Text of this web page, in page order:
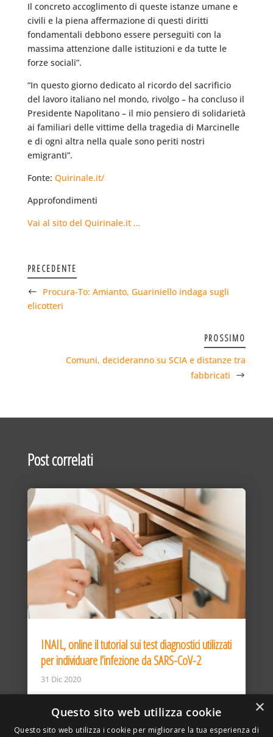
Il concreto accoglimento di queste istanze umane e
civili e la piena affermazione di questi diritti
fondamentali debbono essere perseguiti con la
massima attenzione dalle istituzioni e da tutte le
forze sociali”.
“In questo giorno dedicato al ricordo del sacrificio
del lavoro italiano nel mondo, rivolgo – ha concluso il
Presidente Napolitano – il mio pensiero di solidarietà
ai familiari delle vittime della tragedia di Marcinelle
e di ogni altra nella quale sono periti nostri
emigranti”.
Fonte: Quirinale.it/
Approfondimenti
Vai al sito del Quirinale.it …
PRECEDENTE
Procura-To: Amianto, Guariniello indaga sugli
elicotteri
PROSSIMO
Comuni, decideranno su SCIA e distanze tra
fabbricati
Post correlati
INAIL, online il tutorial sui test diagnostici utilizzati
per individuare l’infezione da SARS-CoV-2
31 Dic 2020
×
Questo sito web utilizza cookie
Questo sito web utilizza i cookie per migliorare la tua esperienza di